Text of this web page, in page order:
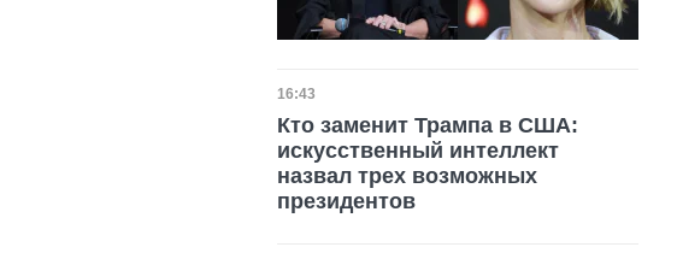
Дата публикации
16:43
Кто заменит Трампа в США:
искусственный интеллект
назвал трех возможных
президентов